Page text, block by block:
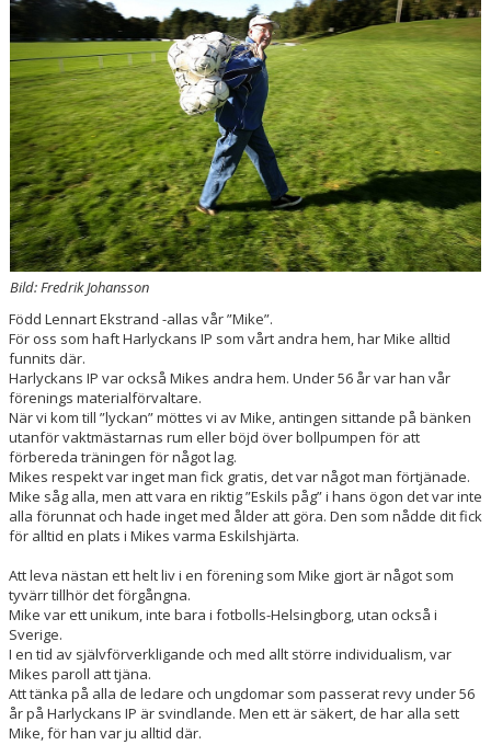
LOKALBOKNING
DOKUMENT/FILER
MEDLEMSKAP
ESKILS LOVFOTBOLL
BILJETTER
MEDLEMSFÖRMÅNER
Bild: Fredrik Johansson
Född Lennart Ekstrand -allas vår ”Mike”.
För oss som haft Harlyckans IP som vårt andra hem, har Mike alltid
funnits där.
Harlyckans IP var också Mikes andra hem. Under 56 år var han vår
förenings materialförvaltare.
När vi kom till ”lyckan” möttes vi av Mike, antingen sittande på bänken
utanför vaktmästarnas rum eller böjd över bollpumpen för att
förbereda träningen för något lag.
Mikes respekt var inget man fick gratis, det var något man förtjänade.
Mike såg alla, men att vara en riktig ”Eskils påg” i hans ögon det var inte
alla förunnat och hade inget med ålder att göra. Den som nådde dit fick
för alltid en plats i Mikes varma Eskilshjärta.
Att leva nästan ett helt liv i en förening som Mike gjort är något som
tyvärr tillhör det förgångna.
Mike var ett unikum, inte bara i fotbolls-Helsingborg, utan också i
Sverige.
I en tid av självförverkligande och med allt större individualism, var
Mikes paroll att tjäna.
Att tänka på alla de ledare och ungdomar som passerat revy under 56
år på Harlyckans IP är svindlande. Men ett är säkert, de har alla sett
Mike, för han var ju alltid där.